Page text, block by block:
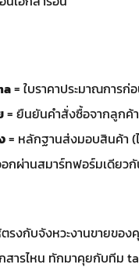
= ใบราคาประมาณการก่
= ยืนยันคำสั่งซื้อจากลูกค้า
= หลักฐานส่งมอบสินค้า (
กผ่านสมาร์ทฟอร์มเดียว
รงกับจังหวะงานขายของ
กสารไหน ทักมาคุยกับทีม